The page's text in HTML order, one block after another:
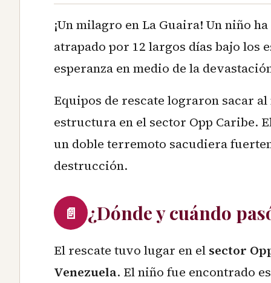
¡Un milagro en La Guaira! Un niño
atrapado por 12 largos días bajo los
esperanza en medio de la
Equipos de rescate lograron sacar
estructura en el sector Opp Caribe.
un doble terremoto sacudiera
destrucción.
📄 ¿Dónde y cuándo
El rescate tuvo lugar en el sector
Venezuela. El niño fue encontrado